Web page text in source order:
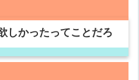
しかったってことだろ